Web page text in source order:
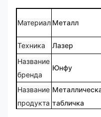
Материал Металл
Техника
Лазер
Название
бренда
Юнфу
Название
продукта табличка